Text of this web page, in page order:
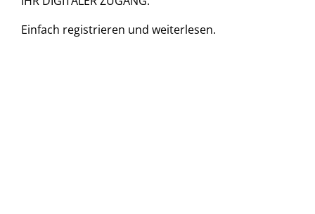
Einfach registrieren und weiterlesen.